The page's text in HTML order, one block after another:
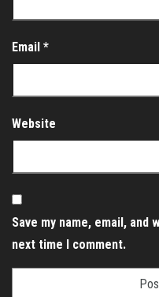
Email *
Website
Save my name, email,
next time I comment.